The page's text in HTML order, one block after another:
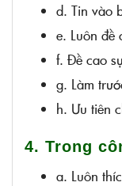
d. Tin vào
e. Luôn đề
f. Đề cao
g. Làm
h. Ưu tiên
4. Trong
a. Luôn